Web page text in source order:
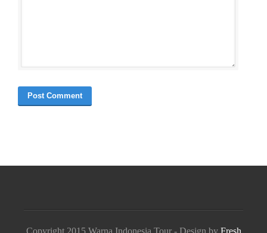
Copyright 2015 Warna Indonesia Tour - Design by Fresh